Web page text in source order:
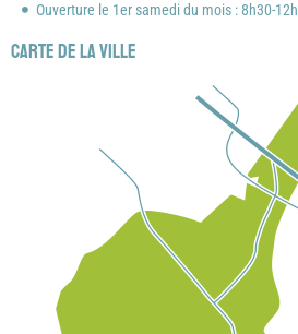
Ouverture le 1er samedi du mois : 8h30-12h
Carte de la ville